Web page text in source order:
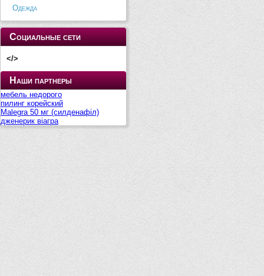
Одежда
Социальные сети
</>
Наши партнеры
мебель недорого
пилинг корейский
Malegra 50 мг (силденафіл)
дженерик віагра